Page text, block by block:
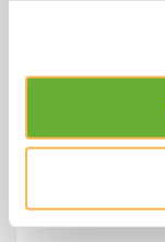
Materiał: